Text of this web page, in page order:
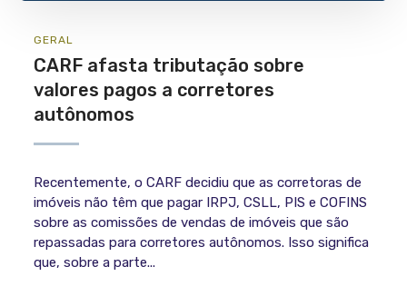
GERAL
CARF afasta tributação sobre
valores pagos a corretores
autônomos
Recentemente, o CARF decidiu que as corretoras de
imóveis não têm que pagar IRPJ, CSLL, PIS e COFINS
sobre as comissões de vendas de imóveis que são
repassadas para corretores autônomos. Isso significa
que, sobre a parte...